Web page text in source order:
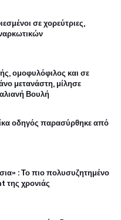
σε χορεύτριες,
ομοφυλόφιλος και σε
μετανάστη, μίλησε
Βουλή
οδηγός παρασύρθηκε από
: Το πιο πολυσυζητημένο
χρονιάς